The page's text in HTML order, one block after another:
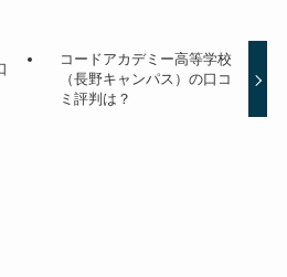
コードアカデミー高等学校
（長野キャンパス）の口コ
ミ評判は？